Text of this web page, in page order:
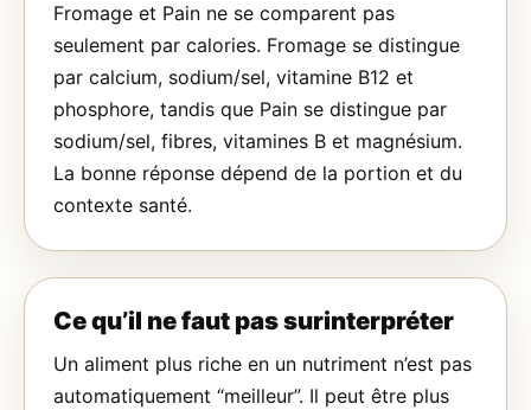
Fromage et Pain ne se comparent pas
seulement par calories. Fromage se distingue
par calcium, sodium/sel, vitamine B12 et
phosphore, tandis que Pain se distingue par
sodium/sel, fibres, vitamines B et magnésium.
La bonne réponse dépend de la portion et du
contexte santé.
Ce qu’il ne faut pas surinterpréter
Un aliment plus riche en un nutriment n’est pas
automatiquement “meilleur”. Il peut être plus